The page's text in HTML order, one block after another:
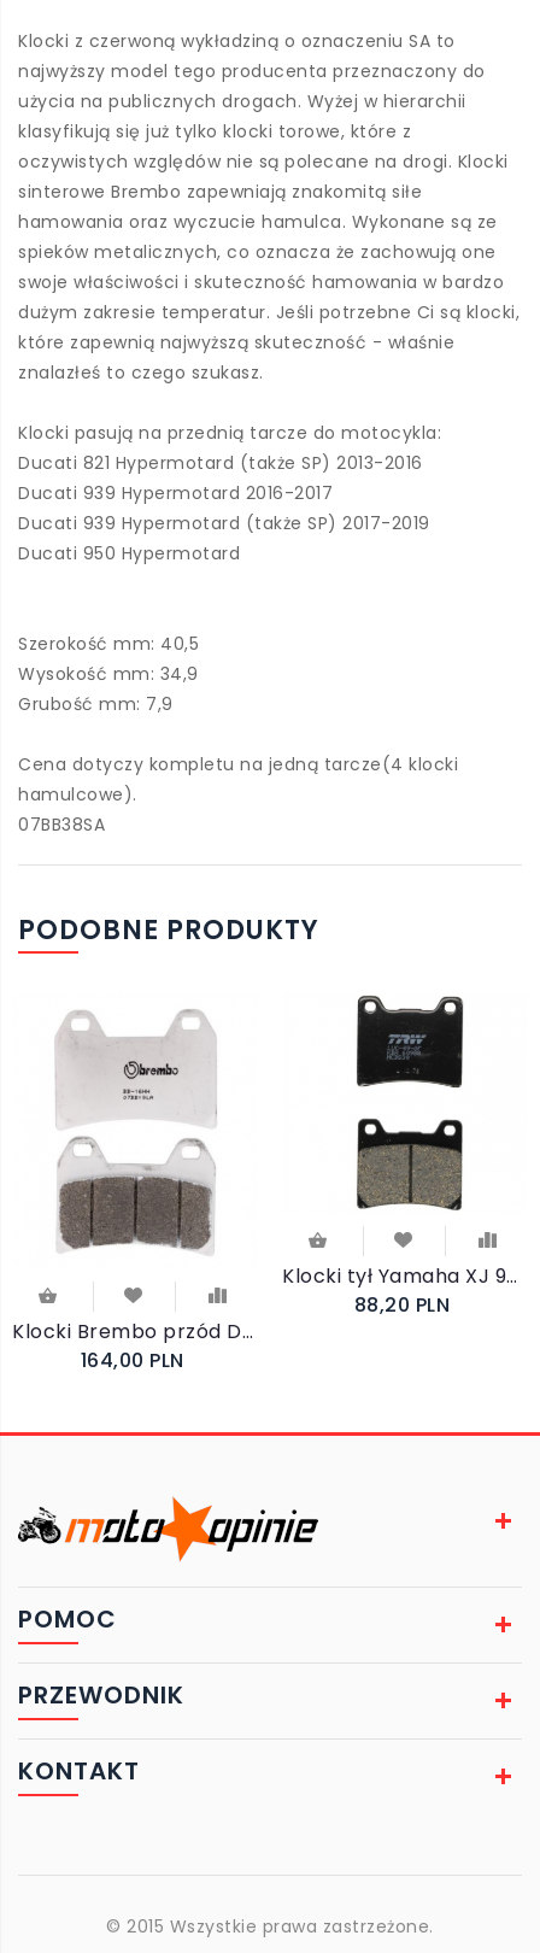
Klocki z czerwoną wykładziną o oznaczeniu SA to
najwyższy model tego producenta przeznaczony do
użycia na publicznych drogach. Wyżej w hierarchii
klasyfikują się już tylko klocki torowe, które z
oczywistych względów nie są polecane na drogi. Klocki
sinterowe Brembo zapewniają znakomitą siłe
hamowania oraz wyczucie hamulca. Wykonane są ze
spieków metalicznych, co oznacza że zachowują one
swoje właściwości i skuteczność hamowania w bardzo
dużym zakresie temperatur. Jeśli potrzebne Ci są klocki,
które zapewnią najwyższą skuteczność - właśnie
znalazłeś to czego szukasz.
Klocki pasują na przednią tarcze do motocykla:
Ducati 821 Hypermotard (także SP) 2013-2016
Ducati 939 Hypermotard 2016-2017
Ducati 939 Hypermotard (także SP) 2017-2019
Ducati 950 Hypermotard
Szerokość mm: 40,5
Wysokość mm: 34,9
Grubość mm: 7,9
Cena dotyczy kompletu na jedną tarcze(4 klocki
hamulcowe).
07BB38SA
PODOBNE PRODUKTY
Klocki Brembo przód Ducati Monster 600 620 696 750 796 1000 1100
164,00 PLN
Klocki tył Yamaha XJ 900 S Diversion 1994-2003
88,20 PLN
POMOC
PRZEWODNIK
KONTAKT
© 2015 Wszystkie prawa zastrzeżone.